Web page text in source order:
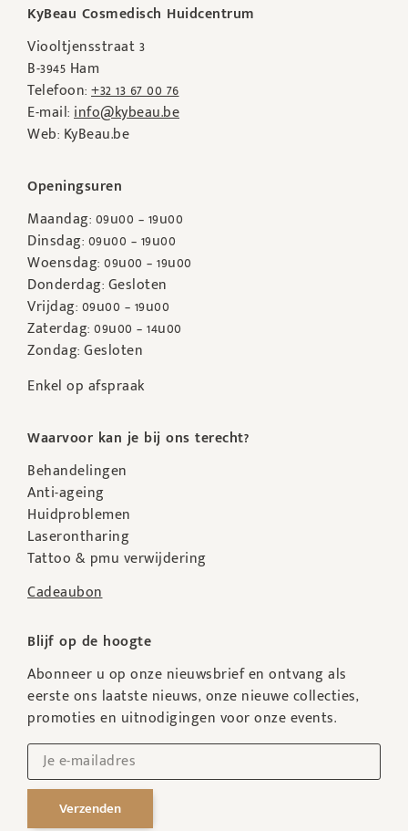
KyBeau Cosmedisch Huidcentrum
Viooltjensstraat 3
B-3945 Ham
Telefoon:+32 13 67 00 76
E-mail:info@kybeau.be
Web: KyBeau.be
Openingsuren
Maandag: 09u00 – 19u00
Dinsdag: 09u00 – 19u00
Woensdag: 09u00 – 19u00
Donderdag: Gesloten
Vrijdag: 09u00 – 19u00
Zaterdag: 09u00 – 14u00
Zondag: Gesloten
Enkel op afspraak
Waarvoor kan je bij ons terecht?
Behandelingen
Anti-ageing
Huidproblemen
Laserontharing
Tattoo & pmu verwijdering
Cadeaubon
Blijf op de hoogte
Abonneer u op onze nieuwsbrief en ontvang als
eerste ons laatste nieuws, onze nieuwe collecties,
promoties en uitnodigingen voor onze events.
Verzenden